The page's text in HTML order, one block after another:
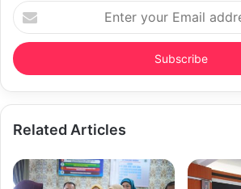
Enter
your
Email
address
Related Articles